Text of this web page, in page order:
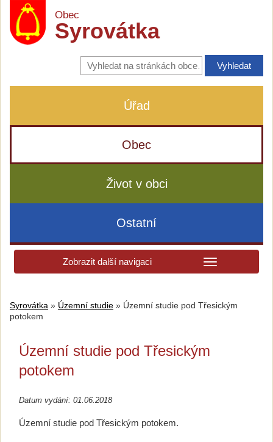
Obec
Syrovátka
Vyhledávání
na
stránkách
Úřad
Obec
Život v obci
Ostatní
Zobrazit další navigaci
Syrovátka » Územní studie » Územní studie pod Třesickým
potokem
Územní studie pod Třesickým
potokem
Datum vydání: 01.06.2018
Územní studie pod Třesickým potokem.